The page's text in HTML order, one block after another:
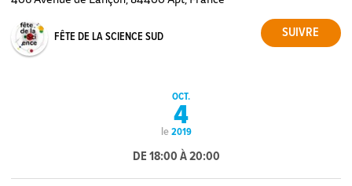
FÊTE DE LA SCIENCE SUD
le
OCT.
4
2019
DE 18:00 À 20:00